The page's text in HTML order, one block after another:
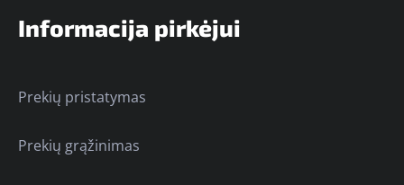
Informacija pirkėjui
Prekių pristatymas
Prekių grąžinimas